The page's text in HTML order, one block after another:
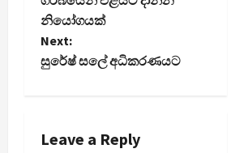
s
t
a
නියෝගයක්
Next:
සුරේෂ් සලේ අධිකරණයට
Leave a Reply